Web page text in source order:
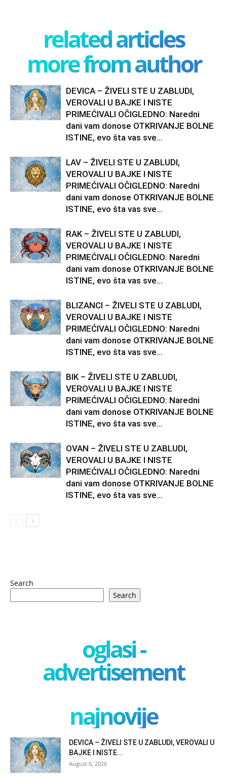
related articles
more from author
DEVICA – ŽIVELI STE U ZABLUDI,
VEROVALI U BAJKE I NISTE
PRIMEĆIVALI OČIGLEDNO: Naredni
dani vam donose OTKRIVANJE BOLNE
ISTINE, evo šta vas sve...
LAV – ŽIVELI STE U ZABLUDI,
VEROVALI U BAJKE I NISTE
PRIMEĆIVALI OČIGLEDNO: Naredni
dani vam donose OTKRIVANJE BOLNE
ISTINE, evo šta vas sve...
RAK – ŽIVELI STE U ZABLUDI,
VEROVALI U BAJKE I NISTE
PRIMEĆIVALI OČIGLEDNO: Naredni
dani vam donose OTKRIVANJE BOLNE
ISTINE, evo šta vas sve...
BLIZANCI – ŽIVELI STE U ZABLUDI,
VEROVALI U BAJKE I NISTE
PRIMEĆIVALI OČIGLEDNO: Naredni
dani vam donose OTKRIVANJE BOLNE
ISTINE, evo šta vas sve...
BIK – ŽIVELI STE U ZABLUDI,
VEROVALI U BAJKE I NISTE
PRIMEĆIVALI OČIGLEDNO: Naredni
dani vam donose OTKRIVANJE BOLNE
ISTINE, evo šta vas sve...
OVAN – ŽIVELI STE U ZABLUDI,
VEROVALI U BAJKE I NISTE
PRIMEĆIVALI OČIGLEDNO: Naredni
dani vam donose OTKRIVANJE BOLNE
ISTINE, evo šta vas sve...
Search
Search
oglasi -
advertisement
najnovije
DEVICA – ŽIVELI STE U ZABLUDI, VEROVALI U
BAJKE I NISTE...
August 6, 2026